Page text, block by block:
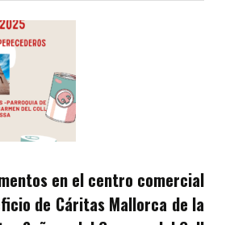
en el centro comercial
de Cáritas Mallorca de la